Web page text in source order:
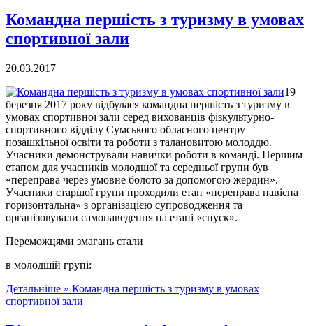
Командна першість з туризму в умовах
спортивної зали
20.03.2017
19
березня 2017 року відбулася командна першість з туризму в
умовах спортивної зали серед вихованців фізкультурно-
спортивного відділу Сумського обласного центру
позашкільної освіти та роботи з талановитою молоддю.
Учасники демонстрували навички роботи в команді. Першим
етапом для учасників молодшої та середньої групи був
«переправа через умовне болото за допомогою жердин».
Учасники старшої групи проходили етап «переправа навісна
горизонтальна» з організацією супроводження та
організовували самонаведення на етапі «спуск».
Переможцями змагань стали
в молодшій групі:
Детальніше » Командна першість з туризму в умовах
спортивної зали